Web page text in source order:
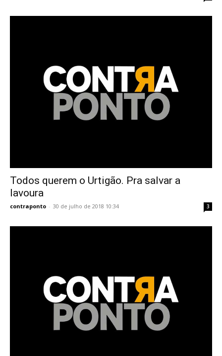
Todos querem o Urtigão. Pra salvar a
lavoura
contraponto - 30 de julho de 2018 10:34 3